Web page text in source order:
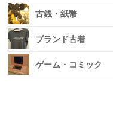
古銭・紙幣
ブランド古着
ゲーム・コミック